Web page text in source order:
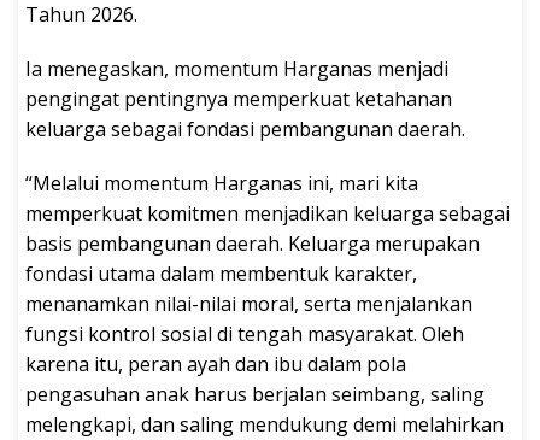
Tahun 2026.
Ia menegaskan, momentum Harganas menjadi
pengingat pentingnya memperkuat ketahanan
keluarga sebagai fondasi pembangunan daerah.
“Melalui momentum Harganas ini, mari kita
memperkuat komitmen menjadikan keluarga sebagai
basis pembangunan daerah. Keluarga merupakan
fondasi utama dalam membentuk karakter,
menanamkan nilai-nilai moral, serta menjalankan
fungsi kontrol sosial di tengah masyarakat. Oleh
karena itu, peran ayah dan ibu dalam pola
pengasuhan anak harus berjalan seimbang, saling
melengkapi, dan saling mendukung demi melahirkan